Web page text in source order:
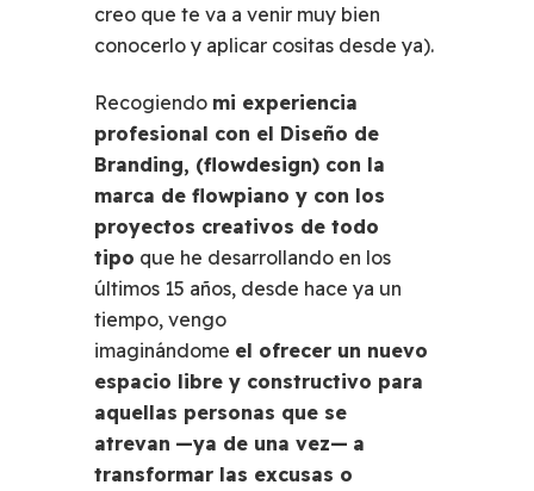
creo que te va a venir muy bien
conocerlo y aplicar cositas desde ya).
Recogiendo mi experiencia
profesional con el Diseño de
Branding, (flowdesign) con la
marca de flowpiano y con los
proyectos creativos de todo
tipo que he desarrollando en los
últimos 15 años, desde hace ya un
tiempo, vengo
imaginándome el ofrecer un nuevo
espacio libre y constructivo para
aquellas personas que se
atrevan —ya de una vez— a
transformar las excusas o